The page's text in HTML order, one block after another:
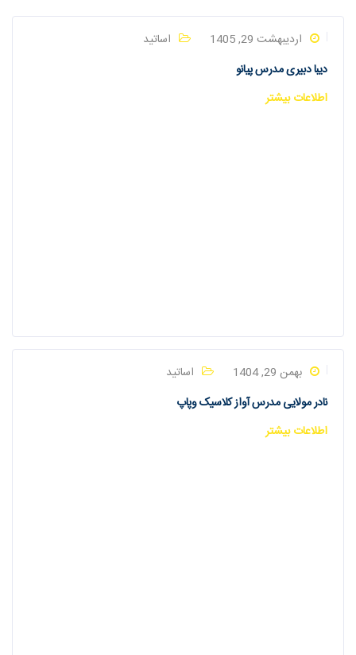
اردیبهشت 29, 1405
اساتید
دیبا دبیری مدرس پیانو
اطلاعات بیشتر
بهمن 29, 1404
اساتید
نادر مولایی مدرس آواز کلاسیک وپاپ
اطلاعات بیشتر